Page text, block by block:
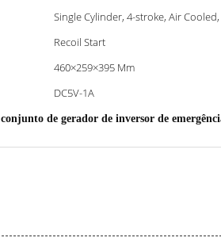
Single Cylinder, 4-stroke, Air
Recoil Start
460×259×395 Mm
DC5V-1A
conjunto de gerador de inversor de